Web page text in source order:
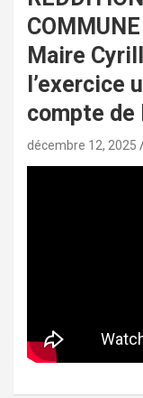
Maire
l’exercice
compte de
décembre 12, 2025